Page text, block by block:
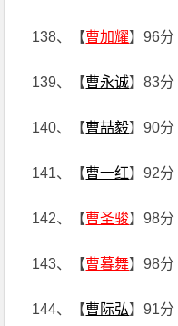
138、【曹加耀】96分
139、【曹永诚】83分
140、【曹喆毅】90分
141、【曹一红】92分
142、【曹圣骏】98分
143、【曹暮舞】98分
144、【曹际弘】91分